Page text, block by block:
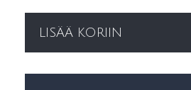
LISÄÄ KORIIN